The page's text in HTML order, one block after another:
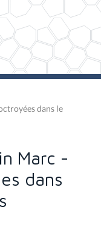
dans le
Marc -
dans